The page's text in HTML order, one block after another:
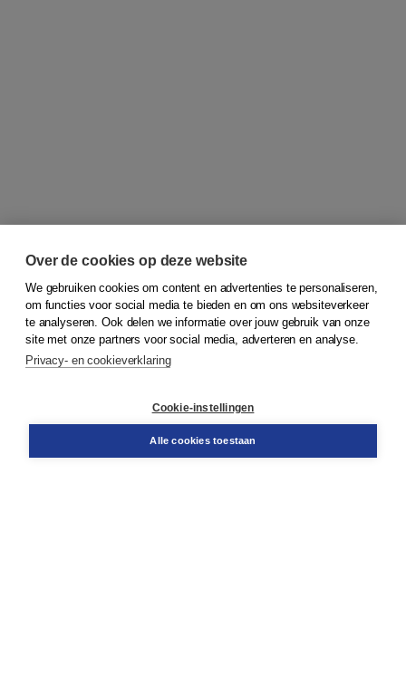
© 2026Koninklijke Boom uitgevers
Bestellen
Over de cookies op deze website
We gebruiken cookies om content en advertenties te personaliseren,
om functies voor social media te bieden en om ons websiteverkeer
te analyseren. Ook delen we informatie over jouw gebruik van onze
site met onze partners voor social media, adverteren en analyse.
Privacy- en cookieverklaring
Cookie-instellingen
Alle cookies toestaan